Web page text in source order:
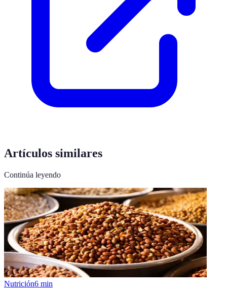
Artículos similares
Continúa leyendo
Nutrición6 min